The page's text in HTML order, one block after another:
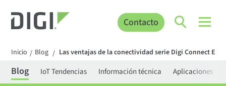
Contacto
Inicio / Blog / Las ventajas de la conectividad serie Digi Connect
Blog IoT Tendencias Información técnica Aplicaciones